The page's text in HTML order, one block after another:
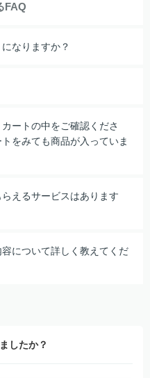
FAQ
なりますか？
ートの中をご確認くださ
をみても商品が入っていま
えるサービスはあります
について詳しく教えてくだ
したか？